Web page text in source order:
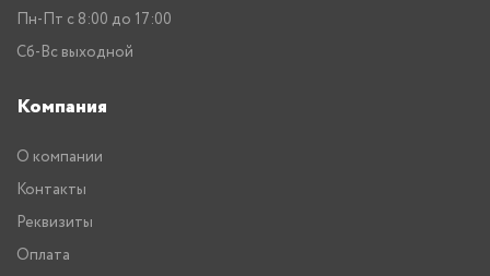
Пн-Пт с 8:00 до 17:00
Сб-Вс выходной
Компания
О компании
Контакты
Реквизиты
Оплата